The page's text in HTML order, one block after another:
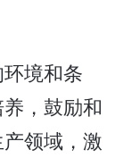
境和条
，鼓励和
领域，激